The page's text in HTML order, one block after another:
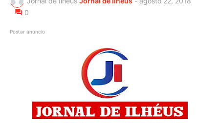
0
Postar anúncio